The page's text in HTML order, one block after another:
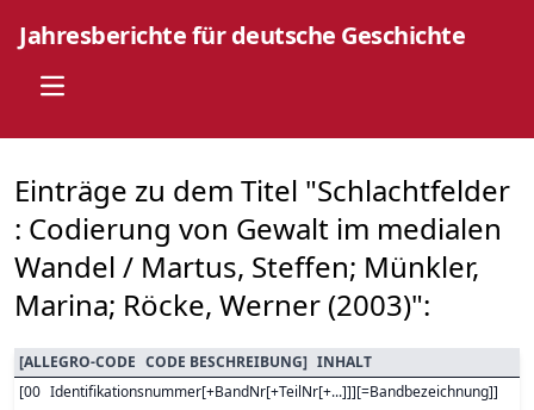
Jahresberichte für deutsche Geschichte
Open main menu
Einträge zu dem Titel "Schlachtfelder
: Codierung von Gewalt im medialen
Wandel / Martus, Steffen; Münkler,
Marina; Röcke, Werner (2003)":
[ALLEGRO-CODE CODE BESCHREIBUNG] INHALT
[00 Identifikationsnummer[+BandNr[+TeilNr[+...]]][=Bandbezeichnung]]